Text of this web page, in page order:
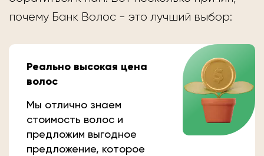
почему Банк Волос - это лучший выбор:
Реально высокая цена
волос
Мы отлично знаем
стоимость волос и
предложим выгодное
предложение, которое